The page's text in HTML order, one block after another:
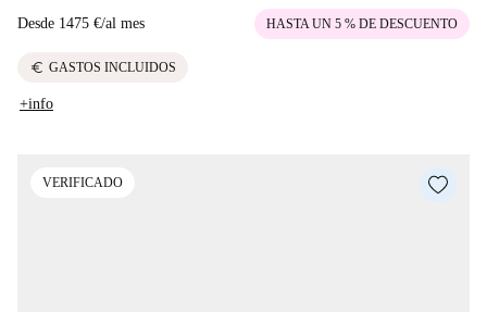
Desde 1475 €/al mes HASTA UN 5 % DE DESCUENTO
euro GASTOS INCLUIDOS
+info
VERIFICADO